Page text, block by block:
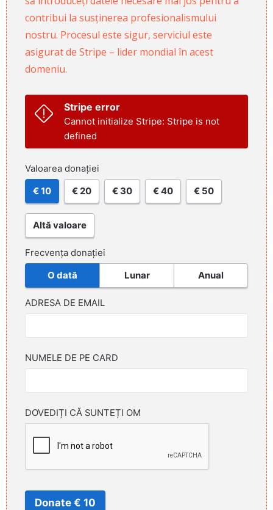
contribui la susținerea profesionalismului
nostru. Procesul este sigur, serviciul este
asigurat de Stripe – lider mondial în acest
domeniu.
Stripe error
Cannot initialize Stripe: Stripe is not
defined
Valoarea donației
€ 10 € 20 € 30 € 40 € 50
Altă valoare
Frecvența donației
O dată Lunar Anual
ADRESA DE EMAIL
NUMELE DE PE CARD
DOVEDIȚI CĂ SUNTEȚI OM
Donate € 10